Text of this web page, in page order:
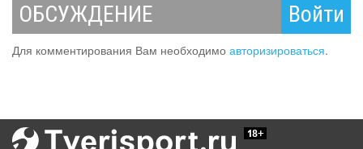
ОБСУЖДЕНИЕ Войти
Для комментирования Вам необходимо авторизироваться.